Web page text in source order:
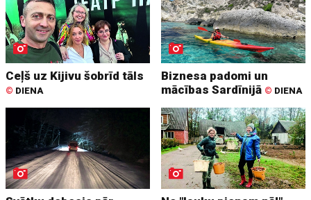
Ceļš uz Kijivu šobrīd tāls
© DIENA
Biznesa padomi un
mācības Sardīnijā © DIENA